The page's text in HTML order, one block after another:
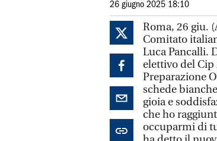
26 giugno 2025 18:10
Roma, 26 giu.
Comitato
Luca Pancalli.
elettivo del
Preparazione
schede
gioia e
che ho
occuparmi di